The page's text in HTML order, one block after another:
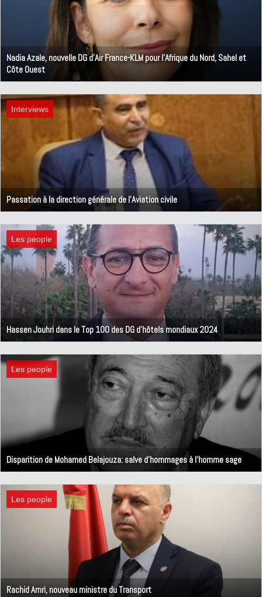
Nadia Azale, nouvelle DG d'Air France-KLM pour l'Afrique du Nord, Sahel et
Côte Ouest
Interviews
Passation à la direction générale de l'Aviation civile
Les people
Hassen Jouhri dans le Top 100 des DG d'hôtels mondiaux 2024
Les people
Disparition de Mohamed Belajouza: salve d'hommages à l'homme sage
Les people
Rachid Amri, nouveau ministre du Transport